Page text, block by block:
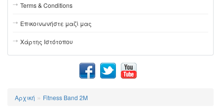
Terms & Conditions
Επικοινωνήστε μαζί μας
Χάρτης Ιστότοπου
Αρχική » Fitness Band 2M